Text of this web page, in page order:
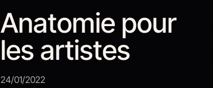
Anatomie pour
les artistes
24/01/2022